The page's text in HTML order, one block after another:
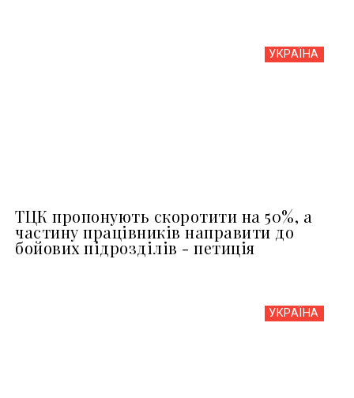
УКРАЇНА
ТЦК пропонують скоротити на 50%, а
частину працівників направити до
бойових підрозділів - петиція
УКРАЇНА